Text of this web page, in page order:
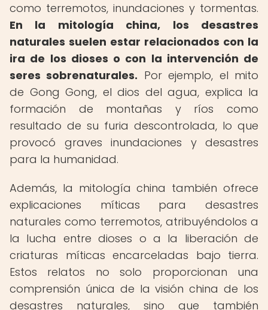
como terremotos, inundaciones y tormentas.
En la mitología china, los desastres
naturales suelen estar relacionados con la
ira de los dioses o con la intervención de
seres sobrenaturales. Por ejemplo, el mito
de Gong Gong, el dios del agua, explica la
formación de montañas y ríos como
resultado de su furia descontrolada, lo que
provocó graves inundaciones y desastres
para la humanidad.
Además, la mitología china también ofrece
explicaciones míticas para desastres
naturales como terremotos, atribuyéndolos a
la lucha entre dioses o a la liberación de
criaturas míticas encarceladas bajo tierra.
Estos relatos no solo proporcionan una
comprensión única de la visión china de los
desastres naturales, sino que también